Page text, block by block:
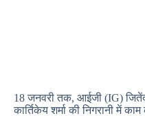
18 जनवरी तक, आईजी (IG)
कार्तिकेय शर्मा की निगरानी में